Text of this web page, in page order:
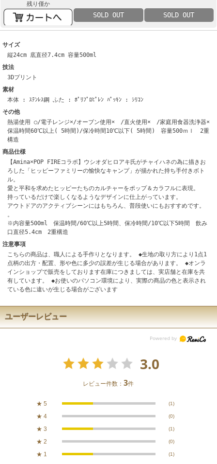
残り僅か
SOLD OUT SOLD OUT
サイズ
縦24cm 底直径7.4cm 容量500ml
技法
3Dプリント
素材
本体 : ｽﾃﾝﾚｽ鋼 ふた : ﾎﾟﾘﾌﾟﾛﾋﾟﾚﾝ ﾊﾟｯｷﾝ : ｼﾘｺﾝ
その他
熱湯使用 ○/電子レンジ×/オーブン使用× /直火使用× /家庭用食器洗浄器×
保温時間60℃以上( 5時間)/保冷時間10℃以下( 5時間) 容量500ｍｌ 2重
構造
商品仕様
【Amina×POP FIREコラボ】ウシオダヒロアキ氏がチャイハネの為に描きお
ろした「ヒッピーファミリーの愉快なキャンプ」が描かれた持ち手付きボト
ル。
愛と平和を求めたヒッピーたちのカルチャーをポップ＆カラフルに表現。
持っているだけで楽しくなるようなデザインに仕上がっています。
アウトドアのアクティブシーンにはもちろん、普段使いにもおすすめです。
。
※内容量500ml 保温時間/60℃以上5時間、保冷時間/10℃以下5時間 飲み
口直径5.4cm 2重構造
注意事項
こちらの商品は、職人による手作りとなります。 ◆生地の取り方により1点1
点柄の出方・配置、形や色に多少の誤差が生じる場合があります。 ◆オンラ
インショップで販売をしております在庫につきましては、実店舗と在庫を共
有しています。 ◆お使いのパソコン環境により、実際の商品の色と表示され
ている色に違いが生じる場合がございます
ユーザーレビュー
3.0
レビュー件数：3件
★ 5 (1)
★ 4 (0)
★ 3 (1)
★ 2 (0)
★ 1 (1)